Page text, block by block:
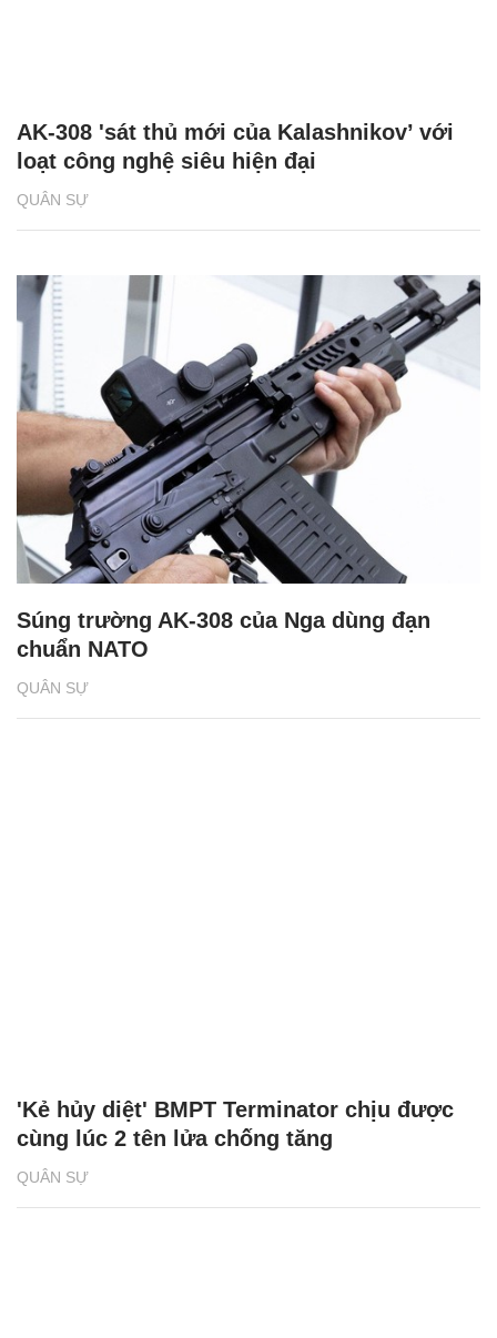
QUÂN SỰ
AK-308 'sát thủ mới của Kalashnikov’ với
loạt công nghệ siêu hiện đại
QUÂN SỰ
Súng trường AK-308 của Nga dùng đạn
chuẩn NATO
QUÂN SỰ
'Kẻ hủy diệt' BMPT Terminator chịu được
cùng lúc 2 tên lửa chống tăng